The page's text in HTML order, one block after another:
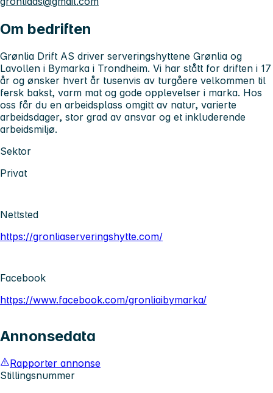
Om bedriften
Grønlia Drift AS driver serveringshyttene Grønlia og
Lavollen i Bymarka i Trondheim. Vi har stått for driften i 17
år og ønsker hvert år tusenvis av turgåere velkommen til
fersk bakst, varm mat og gode opplevelser i marka. Hos
oss får du en arbeidsplass omgitt av natur, varierte
arbeidsdager, stor grad av ansvar og et inkluderende
arbeidsmiljø.
Sektor
Privat
Nettsted
https://gronliaserveringshytte.com/
Facebook
https://www.facebook.com/gronliaibymarka/
Annonsedata
Rapporter annonse
Stillingsnummer